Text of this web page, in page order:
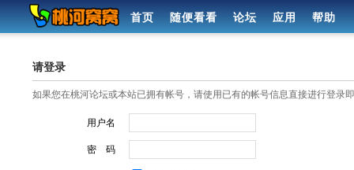
首页 随便看看 论坛 应用 帮助
请登录
如果您在桃河论坛或本站已拥有帐号，请使用已有的帐号信息直接进行登录
用户名
密 码